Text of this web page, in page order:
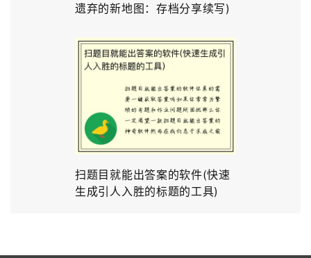
遗弃的新地图：存档分享续写)
扫题目就能出答案的软件(快速
生成引人入胜的标题的工具)